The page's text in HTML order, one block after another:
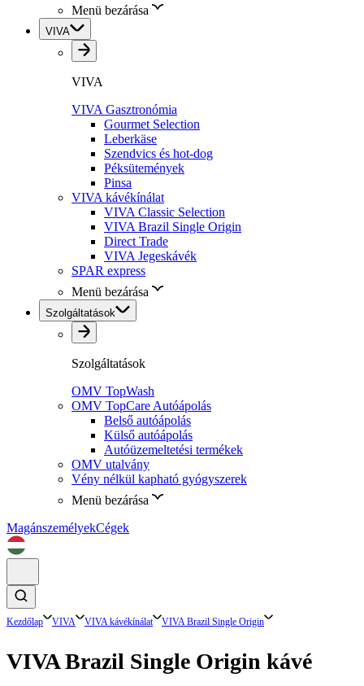
Menü bezárása
VIVA
VIVA
VIVA Gasztronómia
Gourmet Selection
Leberkäse
Szendvics és hot-dog
Péksütemények
Pinsa
VIVA kávékínálat
VIVA Classic Selection
VIVA Brazil Single Origin
Direct Trade
VIVA Jegeskávék
SPAR express
Menü bezárása
Szolgáltatások
Szolgáltatások
OMV TopWash
OMV TopCare Autóápolás
Belső autóápolás
Külső autóápolás
Autóüzemeltetési termékek
OMV utalvány
Vény nélkül kapható gyógyszerek
Menü bezárása
MagánszemélyekCégek
Kezdőlap VIVA VIVA kávékínálat VIVA Brazil Single Origin
VIVA Brazil Single Origin kávé